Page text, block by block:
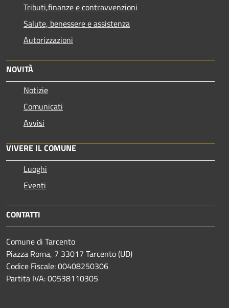
Tributi,finanze e contravvenzioni
Salute, benessere e assistenza
Autorizzazioni
NOVITÀ
Notizie
Comunicati
Avvisi
VIVERE IL COMUNE
Luoghi
Eventi
CONTATTI
Comune di Tarcento
Piazza Roma, 7 33017 Tarcento (UD)
Codice Fiscale: 00408250306
Partita IVA: 00538110305